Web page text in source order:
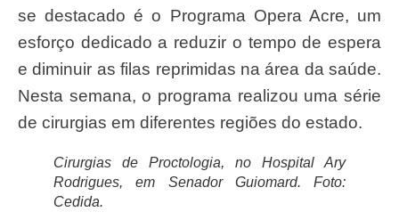
se destacado é o Programa Opera Acre, um
esforço dedicado a reduzir o tempo de espera
e diminuir as filas reprimidas na área da saúde.
Nesta semana, o programa realizou uma série
de cirurgias em diferentes regiões do estado.
Cirurgias de Proctologia, no Hospital Ary
Rodrigues, em Senador Guiomard. Foto:
Cedida.